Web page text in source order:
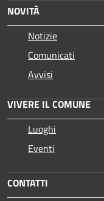
NOVITÀ
Notizie
Comunicati
Avvisi
VIVERE IL COMUNE
Luoghi
Eventi
CONTATTI